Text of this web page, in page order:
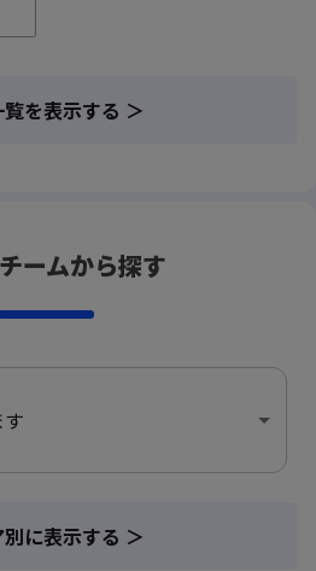
を表示する ＞
ームから探す
に表示する ＞